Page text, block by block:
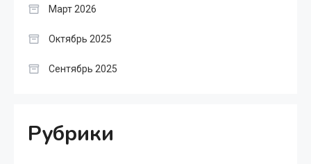
Март 2026
Октябрь 2025
Сентябрь 2025
Рубрики